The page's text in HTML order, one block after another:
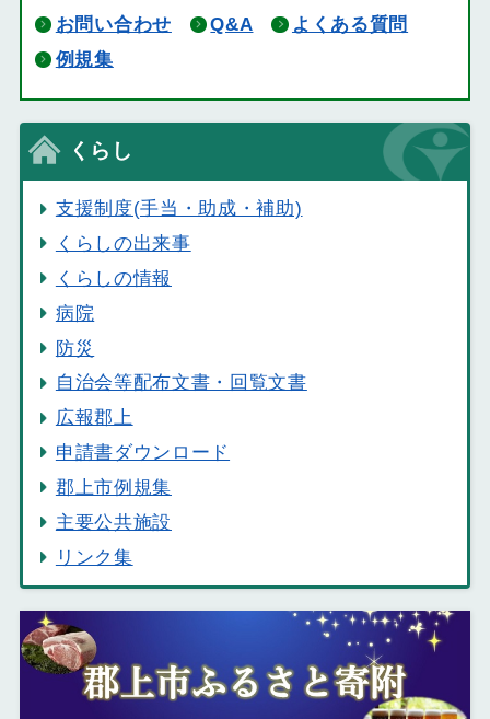
お問い合わせ Q&A
よくある質問
例規集
くらし
支援制度(手当・助成・補助)
くらしの出来事
くらしの情報
病院
防災
自治会等配布文書・回覧文書
広報郡上
申請書ダウンロード
郡上市例規集
主要公共施設
リンク集